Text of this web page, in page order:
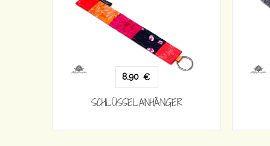
8,90 €
SCHLÜSSELANHÄNGER